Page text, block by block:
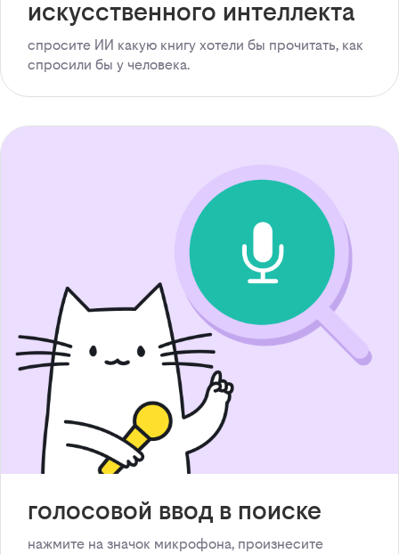
искусственного интеллекта
спросите ИИ какую книгу хотели бы прочитать, как
спросили бы у человека.
голосовой ввод в поиске
нажмите на значок микрофона, произнесите